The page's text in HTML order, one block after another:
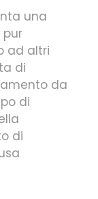
una
ad altri
di
da
di
di